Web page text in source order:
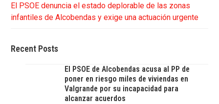
El PSOE denuncia el estado deplorable de las zonas
infantiles de Alcobendas y exige una actuación urgente
Recent Posts
El PSOE de Alcobendas acusa al PP de
poner en riesgo miles de viviendas en
Valgrande por su incapacidad para
alcanzar acuerdos